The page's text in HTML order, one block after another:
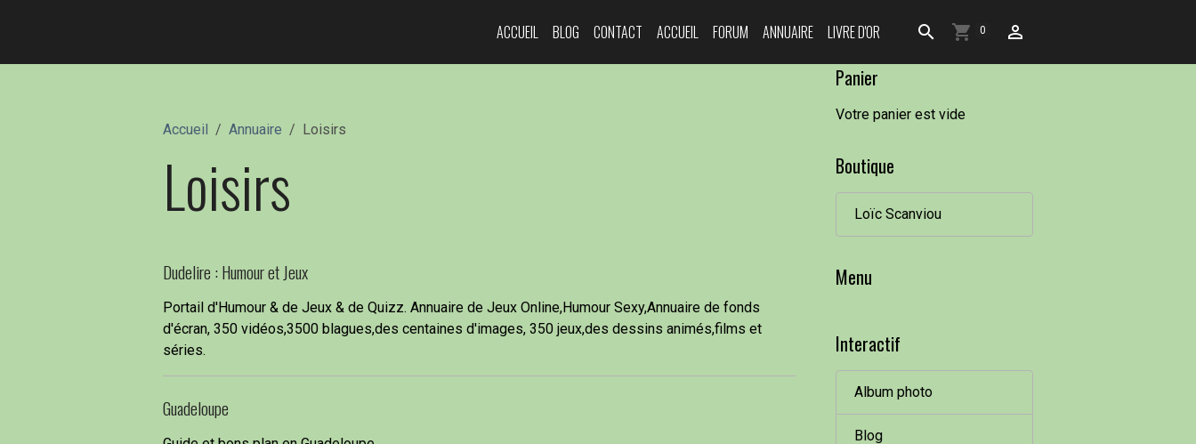
ACCUEIL BLOG CONTACT ACCUEIL FORUM ANNUAIRE LIVRE D'OR 0
Accueil Annuaire Loisirs
Loisirs
Dudelire : Humour et Jeux
Portail d'Humour & de Jeux & de Quizz. Annuaire de Jeux Online,Humour Sexy,Annuaire de fonds
d'écran, 350 vidéos,3500 blagues,des centaines d'images, 350 jeux,des dessins animés,films et
séries.
Guadeloupe
Panier
Votre panier est vide
Boutique
Loïc Scanviou
Menu
Interactif
Album photo
Blog